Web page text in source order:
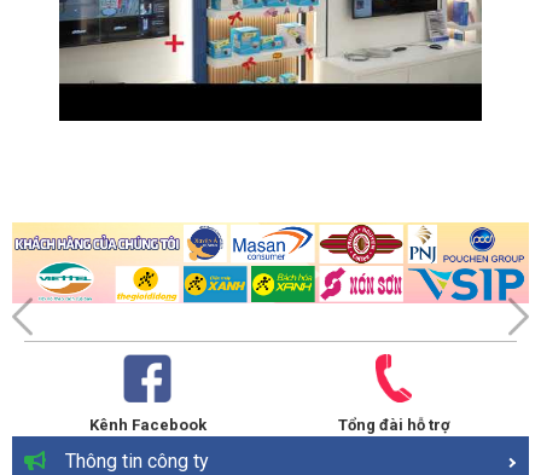
Kênh Facebook Tổng đài hỗ trợ
Thông tin công ty